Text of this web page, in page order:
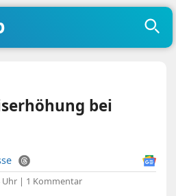
bei
Uhr | 1 Kommentar